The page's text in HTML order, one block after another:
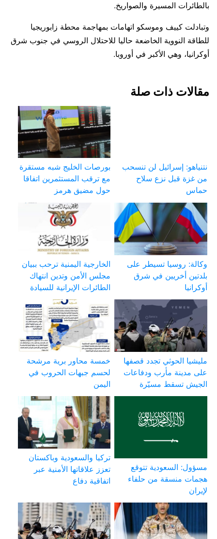
بالطائرات المسيرة والصواريخ.
وتبادلت كييف وموسكو اتهامات ​بمهاجمة محطة زابوريجيا
للطاقة النووية الخاضعة حاليا للاحتلال الروسي في جنوب شرق
أوكرانيا، وهي الأكبر في ​أوروبا.
مقالات ذات صلة
نتنياهو: إسرائيل لن تنسحب
من غزة قبل نزع سلاح
حماس
بورصات الخليج شبه مستقرة
مع ترقب المستثمرين اتفاقا
حول مضيق هرمز
وكالة: روسيا تسيطر على
بلدتين أخريين في شرق
أوكرانيا
الخارجية اليمنية ترحب ببيان
مجلس الأمن وتدين انتهاك
الطائرات الإيرانية للسيادة
مليشيا الحوثي تجدد قصفها
على مدينة مأرب ودفاعات
الجيش تسقط مسيّرة
خمسة محاور برية مرشحة
لحسم جبهات الحروب في
اليمن
مسؤول: السعودية تتوقع
هجمات منسقة من حلفاء
لإيران
تركيا والسعودية وباكستان
تعزز علاقاتها الأمنية عبر
اتفاقية دفاع